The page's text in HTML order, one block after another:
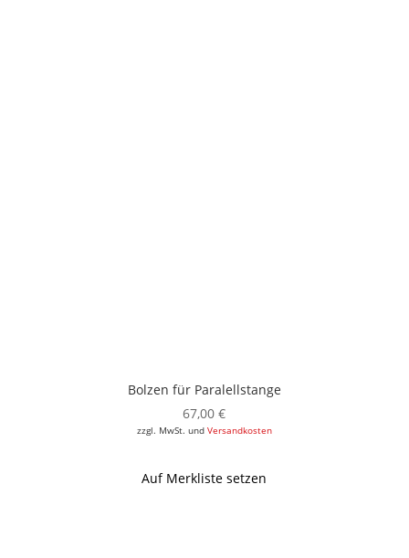
Bolzen für Paralellstange
67,00€
zzgl. MwSt. und Versandkosten
Auf Merkliste setzen